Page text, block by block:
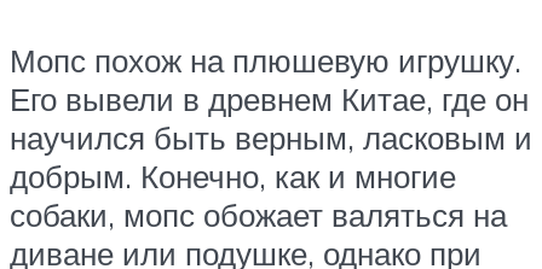
Мопс похож на плюшевую игрушку.
Его вывели в древнем Китае, где он
научился быть верным, ласковым и
добрым. Конечно, как и многие
собаки, мопс обожает валяться на
диване или подушке, однако при